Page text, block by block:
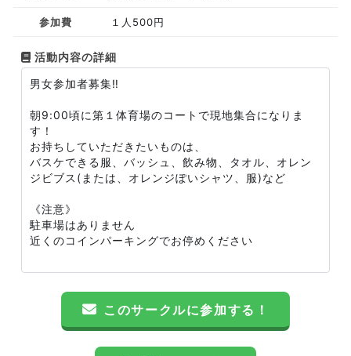
参加費 １人500円
活動内容の詳細
男女参加者募集‼️
朝9:00頃に第１体育場のコートで現地集合になりま
す！
お持ちしていただきたいものは、
バスケできる服、バッシュ、飲み物、タオル、オレン
ジビブス(または、オレンジぽいシャツ、服)など
《注意》
駐車場はありません
近くのコインパーキングでお停めください
このサークルに参加する！